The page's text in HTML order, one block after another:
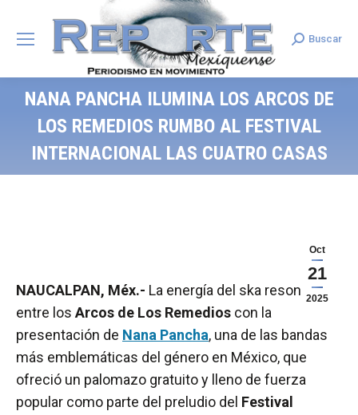
Search:
Buscar
NANA PANCHA ILUMINA LOS ARCOS DE
LOS REMEDIOS RUMBO AL FESTIVAL
INTERNACIONAL LAS CUATRO CASAS
Oct
21
2025
NAUCALPAN, Méx.- La energía del ska resonó
entre los Arcos de Los Remedios con la
presentación de Nana Pancha, una de las bandas
más emblemáticas del género en México, que
ofreció un palomazo gratuito y lleno de fuerza
popular como parte del preludio del Festival